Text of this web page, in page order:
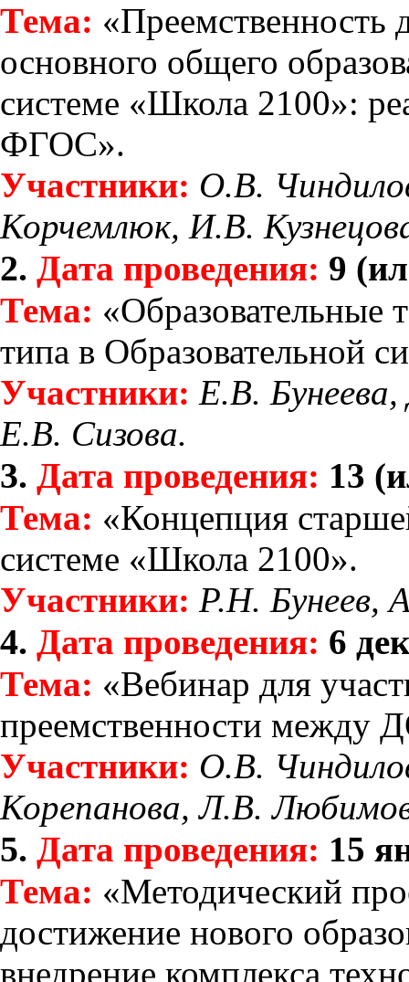
Тема: «Преемственность
основного общего
системе «Школа 2100»:
ФГОС».
Участники: О.В.
Корчемлюк, И.В.
2. Дата проведения: 9
Тема: «Образовательные
типа в Образовательной
Участники: Е.В.
Е.В. Сизова.
3. Дата проведения: 13
Тема: «Концепция
системе «Школа 2100».
Участники: Р.Н. Бунеев,
4. Дата проведения: 6
Тема: «Вебинар для
преемственности между
Участники: О.В.
Корепанова, Л.В.
5. Дата проведения: 15
Тема: «Методический
достижение нового
внедрение комплекса